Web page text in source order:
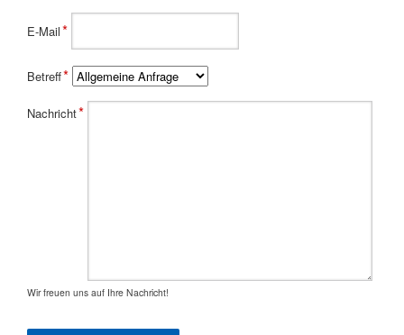
E-Mail*
Pflichtfeld
Betreff*
Pflichtfeld
Nachricht*
Wir freuen uns auf Ihre Nachricht!